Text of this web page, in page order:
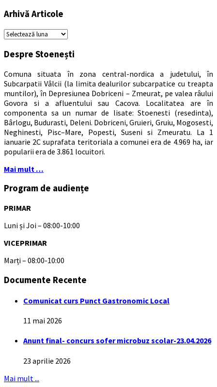
Arhivă Articole
Arhivă
Despre Stoenești
Comuna situata în zona central-nordica a judetului, în
Subcarpatii Vâlcii (la limita dealurilor subcarpatice cu treapta
muntilor), în Depresiunea Dobriceni – Zmeurat, pe valea râului
Govora si a afluentului sau Cacova. Localitatea are în
componenta sa un numar de lisate: Stoenesti (resedinta),
Bârlogu, Budurasti, Deleni. Dobriceni, Gruieri, Gruiu, Mogosesti,
Neghinesti, Pisc–Mare, Popesti, Suseni si Zmeuratu. La 1
ianuarie 2C suprafata teritoriala a comunei era de 4.969 ha, iar
popularii era de 3.861 locuitori.
Mai mult …
Program de audiențe
PRIMAR
Luni și Joi – 08:00-10:00
VICEPRIMAR
Marți – 08:00-10:00
Documente Recente
Comunicat curs Punct Gastronomic Local
11 mai 2026
Anunt final- concurs sofer microbuz scolar-23.04.2026
23 aprilie 2026
Mai mult ...